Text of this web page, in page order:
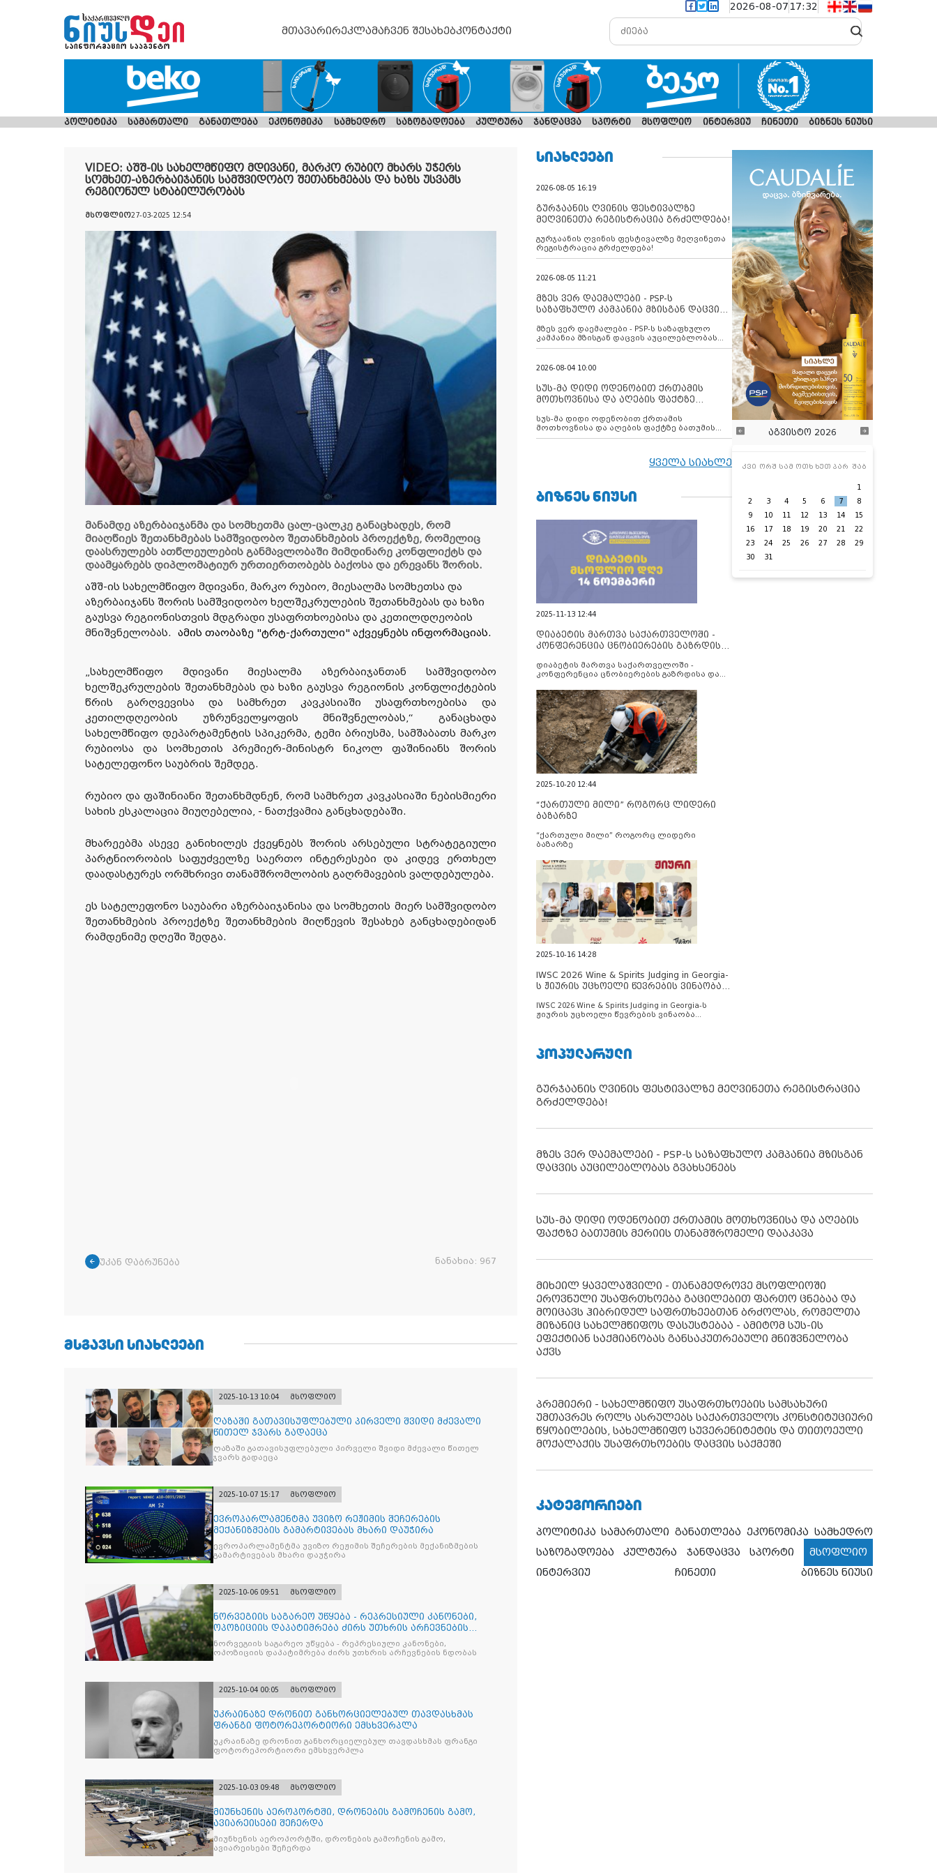
2026-08-07 17:32
მთავარირეკლამაჩვენ შესახებკონტაქტი
პოლიტიკა სამართალი განათლება ეკონომიკა სამხედრო საზოგადოება კულტურა ჯანდაცვა სპორტი მსოფლიო ინტერვიუ ჩინეთი ბიზნეს ნიუსი
VIDEO: აშშ-ის სახელმწიფო მდივანი, მარკო რუბიო მხარს უჭერს
სომხეთ-აზერბაიჯანის სამშვიდობო შეთანხმებას და ხაზს უსვამს
რეგიონულ სტაბილურობას
მსოფლიო27-03-2025 12:54
მანამდე აზერბაიჯანმა და სომხეთმა ცალ-ცალკე განაცხადეს, რომ
მიაღწიეს შეთანხმებას სამშვიდობო შეთანხმების პროექტზე, რომელიც
დაასრულებს ათწლეულების განმავლობაში მიმდინარე კონფლიქტს და
დაამყარებს დიპლომატიურ ურთიერთობებს ბაქოსა და ერევანს შორის.
აშშ-ის სახელმწიფო მდივანი, მარკო რუბიო, მიესალმა სომხეთსა და
აზერბაიჯანს შორის სამშვიდობო ხელშეკრულების შეთანხმებას და ხაზი
გაუსვა რეგიონისთვის მდგრადი უსაფრთხოებისა და კეთილდღეობის
მნიშვნელობას. ამის თაობაზე "ტრტ-ქართული" აქვეყნებს ინფორმაციას.
„სახელმწიფო მდივანი მიესალმა აზერბაიჯანთან სამშვიდობო
ხელშეკრულების შეთანხმებას და ხაზი გაუსვა რეგიონის კონფლიქტების
წრის გარღვევისა და სამხრეთ კავკასიაში უსაფრთხოებისა და
კეთილდღეობის უზრუნველყოფის მნიშვნელობას,“ განაცხადა
სახელმწიფო დეპარტამენტის სპიკერმა, ტემი ბრიუსმა, სამშაბათს მარკო
რუბიოსა და სომხეთის პრემიერ-მინისტრ ნიკოლ ფაშინიანს შორის
სატელეფონო საუბრის შემდეგ.
რუბიო და ფაშინიანი შეთანხმდნენ, რომ სამხრეთ კავკასიაში ნებისმიერი
სახის ესკალაცია მიუღებელია, - ნათქვამია განცხადებაში.
მხარეებმა ასევე განიხილეს ქვეყნებს შორის არსებული სტრატეგიული
პარტნიორობის საფუძველზე საერთო ინტერესები და კიდევ ერთხელ
დაადასტურეს ორმხრივი თანამშრომლობის გაღრმავების ვალდებულება.
ეს სატელეფონო საუბარი აზერბაიჯანისა და სომხეთის მიერ სამშვიდობო
შეთანხმების პროექტზე შეთანხმების მიღწევის შესახებ განცხადებიდან
რამდენიმე დღეში შედგა.
უკან დაბრუნება ნანახია: 967
ᲛᲡᲒᲐᲕᲡᲘ ᲡᲘᲐᲮᲚᲔᲔᲑᲘ
2025-10-13 10:04 მსოფლიო
ღაზაში გათავისუფლებული პირველი შვიდი მძევალი
წითელ ჯვარს გადაეცა
ღაზაში გათავისუფლებული პირველი შვიდი მძევალი წითელ
ჯვარს გადაეცა
2025-10-07 15:17 მსოფლიო
ევროპარლამენტმა უვიზო რეჟიმის შეჩერების
მექანიზმების გამარტივებას მხარი დაუჭირა
ევროპარლამენტმა უვიზო რეჟიმის შეჩერების მექანიზმების
გამარტივებას მხარი დაუჭირა
2025-10-06 09:51 მსოფლიო
ნორვეგიის საგარეო უწყება - რეპრესიული კანონები,
ოპოზიციის დაპატიმრება ძირს უთხრის არჩევნების
ნდობას
ნორვეგიის საგარეო უწყება - რეპრესიული კანონები,
ოპოზიციის დაპატიმრება ძირს უთხრის არჩევნების ნდობას
2025-10-04 00:05 მსოფლიო
უკრაინაზე დრონით განხორციელებულ თავდასხმას
ფრანგი ფოტორეპორტიორი ემსხვერპლა
უკრაინაზე დრონით განხორციელებულ თავდასხმას ფრანგი
ფოტორეპორტიორი ემსხვერპლა
2025-10-03 09:48 მსოფლიო
მიუნხენის აეროპორტში, დრონების გამოჩენის გამო,
ავიარეისები შეჩერდა
მიუნხენის აეროპორტში, დრონების გამოჩენის გამო,
ავიარეისები შეჩერდა
ᲡᲘᲐᲮᲚᲔᲔᲑᲘ
2026-08-05 16:19
გურჯაანის ღვინის ფესტივალზე
მეღვინეთა რეგისტრაცია გრძელდება!
გურჯაანის ღვინის ფესტივალზე მეღვინეთა
რეგისტრაცია გრძელდება!
2026-08-05 11:21
მზეს ვერ დაემალები - PSP-ს
საზაფხულო კამპანია მზისგან დაცვის
მზეს ვერ დაემალები - PSP-ს საზაფხულო
კამპანია მზისგან დაცვის აუცილებლობას
გვახსენებს
2026-08-04 10:00
სუს-მა დიდი ოდენობით ქრთამის
მოთხოვნისა და აღების ფაქტზე
დააკავა
სუს-მა დიდი ოდენობით ქრთამის
მოთხოვნისა და აღების ფაქტზე ბათუმის
მერიის თანამშრომელი დააკავა
ყველა სიახლე
ᲑᲘᲖᲜᲔᲡ ᲜᲘᲣᲡᲘ
2025-11-13 12:44
დიაბეტის მართვა საქართველოში -
კონფერენცია ცნობიერების გაზრდისა
დიაბეტის მართვა საქართველოში -
კონფერენცია ცნობიერების გაზრდისა და
2025-10-20 12:44
“ქართული მილი” როგორც ლიდერი
ბაზარზე
“ქართული მილი” როგორც ლიდერი
ბაზარზე
2025-10-16 14:28
IWSC 2026 Wine & Spirits Judging in Georgia-
ს ჟიურის უცხოელი წევრების ვინაობა
IWSC 2026 Wine & Spirits Judging in Georgia-ს
ჟიურის უცხოელი წევრების ვინაობა
აგვისტო 2026
კვი ორშ სამ ოთხ ხუთ პარ შაბ
1
2
3 4 5 6 7
8
9
10 11 12 13 14
15
16
17 18 19 20 21
22
23
24 25 26 27 28
29
30
31
ᲞᲝᲞᲣᲚᲐᲠᲣᲚᲘ
გურჯაანის ღვინის ფესტივალზე მეღვინეთა რეგისტრაცია
გრძელდება!
მზეს ვერ დაემალები - PSP-ს საზაფხულო კამპანია მზისგან
დაცვის აუცილებლობას გვახსენებს
სუს-მა დიდი ოდენობით ქრთამის მოთხოვნისა და აღების
ფაქტზე ბათუმის მერიის თანამშრომელი დააკავა
მიხეილ ყაველაშვილი - თანამედროვე მსოფლიოში
ეროვნული უსაფრთხოება გაცილებით ფართო ცნებაა და
მოიცავს ჰიბრიდულ საფრთხეებთან ბრძოლას, რომელთა
მიზანიც სახელმწიფოს დასუსტებაა - ამიტომ სუს-ის
ეფექტიან საქმიანობას განსაკუთრებული მნიშვნელობა
აქვს
პრემიერი - სახელმწიფო უსაფრთხოების სამსახური
უმთავრეს როლს ასრულებს საქართველოს კონსტიტუციური
წყობილების, სახელმწიფო სუვერენიტეტის და თითოეული
მოქალაქის უსაფრთხოების დაცვის საქმეში
ᲙᲐᲢᲔᲒᲝᲠᲘᲔᲑᲘ
პოლიტიკა სამართალი განათლება ეკონომიკა სამხედრო
საზოგადოება
კულტურა ჯანდაცვა სპორტი
მსოფლიო
ინტერვიუ
ჩინეთი ბიზნეს ნიუსი